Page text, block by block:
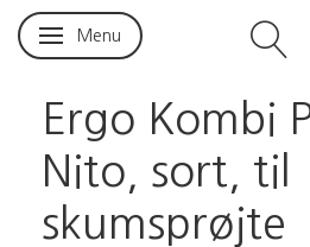
Skifte navigation
Menu
Ergo Kombi
Nito, sort, til
skumsprøjte